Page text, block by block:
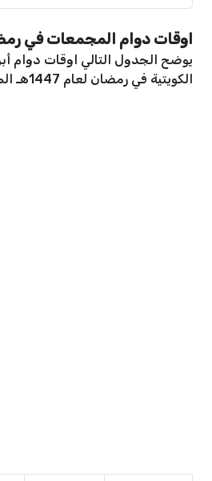
اوقات دوام المجمعات في رمضان 2026
يوضح الجدول التالي اوقات دوام
الكويتية في رمضان لعام 1447هـ الموافق 2026م: